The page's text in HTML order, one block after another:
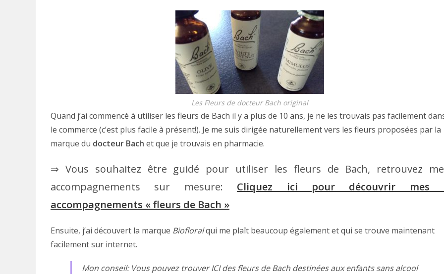
Les Fleurs de docteur Bach original
Quand j’ai commencé à utiliser les fleurs de Bach il y a plus de 10 ans, je ne les trouvais pas facilement
le commerce (c’est plus facile à présent!). Je me suis dirigée naturellement vers les fleurs proposées par la
marque du docteur Bach et que je trouvais en pharmacie.
⇒ Vous souhaitez être guidé pour utiliser les fleurs de Bach, retrouvez
accompagnements sur mesure: Cliquez ici pour découvrir mes
accompagnements « fleurs de Bach »
Ensuite, j’ai découvert la marque Biofloralqui me plaît beaucoup également et qui se trouve maintenant
facilement sur internet.
Mon conseil: Vous pouvez trouver ICI des fleurs de Bach destinées aux enfants sans alcool